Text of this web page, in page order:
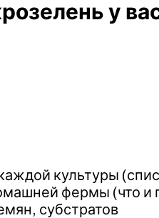
у
культуры
фермы (что и
субстратов